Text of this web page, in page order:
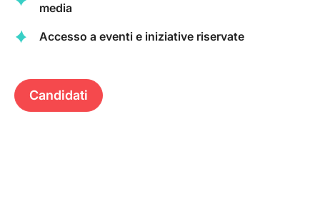
media
Accesso a eventi e iniziative riservate
Candidati